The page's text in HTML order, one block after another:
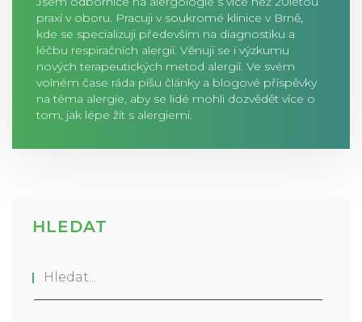
praxí v oboru. Pracuji v soukromé klinice v Brně,
kde se specializuji především na diagnostiku a
léčbu respiračních alergií. Věnuji se i výzkumu
nových terapeutických metod alergií. Ve svém
volném čase ráda píšu články a blogové příspěvky
na téma alergie, aby se lidé mohli dozvědět více o
tom, jak lépe žít s alergiemi.
HLEDAT